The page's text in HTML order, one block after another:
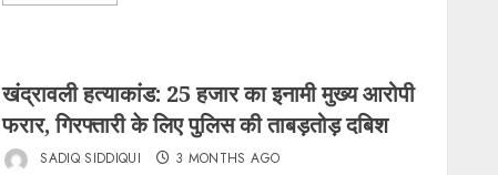
खंद्रावली हत्याकांड: 25 हजार का इनामी मुख्य आरोपी
फरार, गिरफ्तारी के लिए पुलिस की ताबड़तोड़ दबिश
SADIQ SIDDIQUI 3 MONTHS AGO